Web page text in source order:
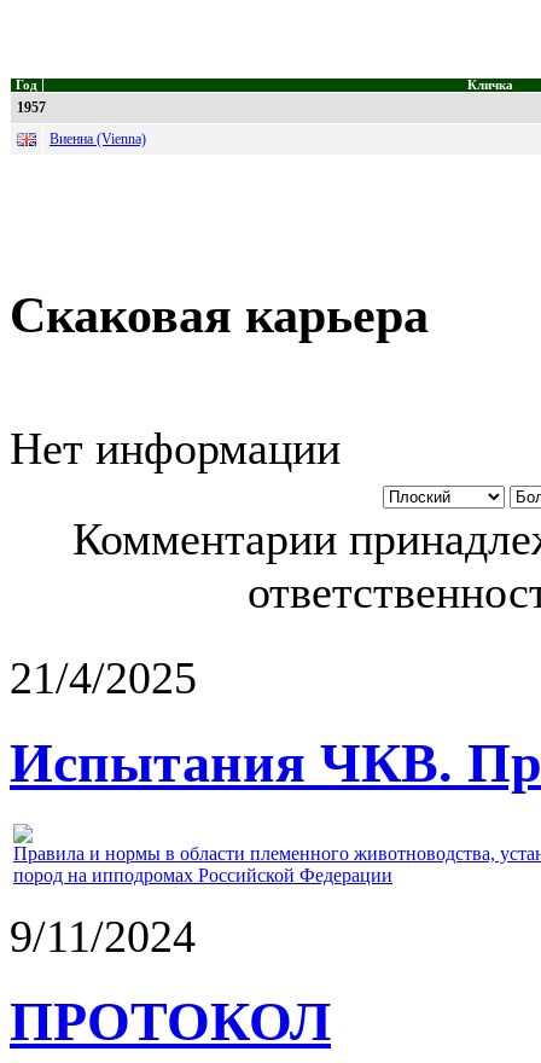
Год Кличка
1957
Виенна (Vienna)
Скаковая карьера
Нет информации
Комментарии
21/4/2025
Испытания ЧКВ.
Правила и нормы в области племенного животноводства,
пород на ипподромах Российской Федерации
9/11/2024
ПРОТОКОЛ